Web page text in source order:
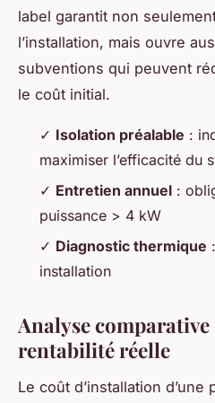
label garantit non
l’installation, mais ouvre
subventions qui peuvent
le coût initial.
✓ Isolation préalable :
maximiser l’efficacité du
✓ Entretien annuel :
puissance > 4 kW
✓ Diagnostic thermique
installation
Analyse comparative
rentabilité réelle
Le coût d’installation